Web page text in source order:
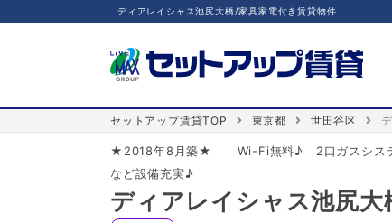
ディアレイシャス池尻大橋/家具家電付き賃貸物件
セットアップ賃貸TOP 東京都 世田谷区
★2018年8月築★ Wi-Fi無料♪ 2口ガスシステム
など設備充実♪
ディアレイシャス池尻大